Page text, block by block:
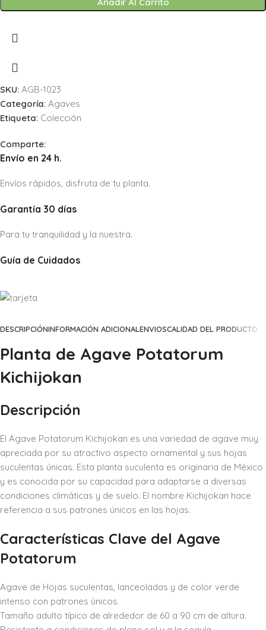
SKU: AGB-1023
Categoría: Agaves
Etiqueta: Colección
Comparte:
Envío en 24 h.
Envíos rápidos, disfruta de tu planta.
Garantía 30 días
Para tu tranquilidad y la nuestra.
Guía de Cuidados
DESCRIPCIÓNINFORMACIÓN ADICIONALENVIOSCALIDAD DEL PRODUCTO
Planta de Agave Potatorum
Kichijokan
Descripción
El Agave Potatorum Kichijokan es una variedad de agave muy
apreciada por su atractivo aspecto ornamental y sus hojas
suculentas únicas. Esta planta suculenta es originaria de México
y es conocida por su capacidad para adaptarse a diversas
condiciones climáticas y de suelo. El nombre Kichijokan hace
referencia a sus patrones únicos en las hojas.
Características Clave del Agave
Potatorum
Agave de Hojas suculentas, lanceoladas y de color verde
intenso con patrones únicos.
Tamaño adulto típico de alrededor de 60 a 90 cm de altura.